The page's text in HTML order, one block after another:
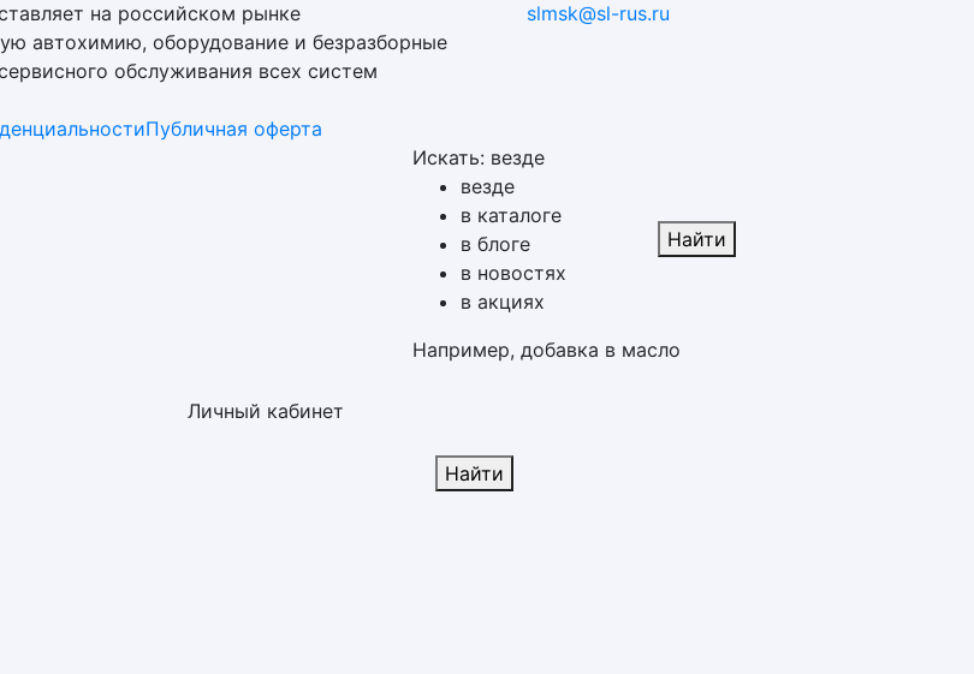
на российском рынке
автохимию, оборудование и безразборные
обслуживания всех систем
Публичная оферта
slmsk@sl-rus.ru
Искать: везде
везде
в каталоге
в блоге
в новостях
в акциях
Найти
Например, добавка в масло
Личный кабинет
Найти